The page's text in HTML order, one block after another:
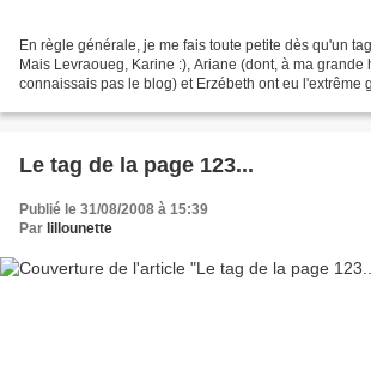
En règle générale, je me fais toute petite dès qu'un
Mais Levraoueg, Karine :), Ariane (dont, à ma grande
connaissais pas le blog) et Erzébeth ont eu l'extrême
Le tag de la page 123...
Publié le 31/08/2008 à 15:39
Par lillounette